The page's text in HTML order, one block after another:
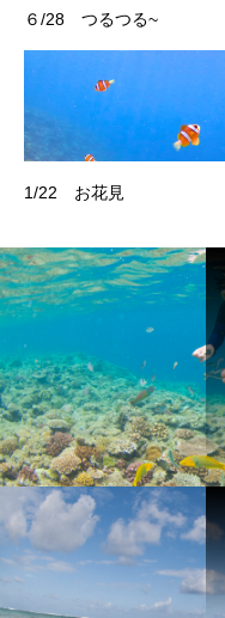
６/28 つるつる~
1/22 お花見